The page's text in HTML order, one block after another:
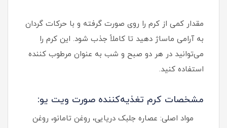
مقدار کمی از کرم را روی صورت گرفته و با حرکات گردان
به آرامی ماساژ دهید تا کاملاً جذب شود. این کرم را
می‌توانید در هر دو صبح و شب به عنوان مرطوب کننده
استفاده کنید.
مشخصات کرم تغذیه‌کننده صورت ویت یو:
مواد اصلی: عصاره جلبک دریایی، روغن تامانو، روغن